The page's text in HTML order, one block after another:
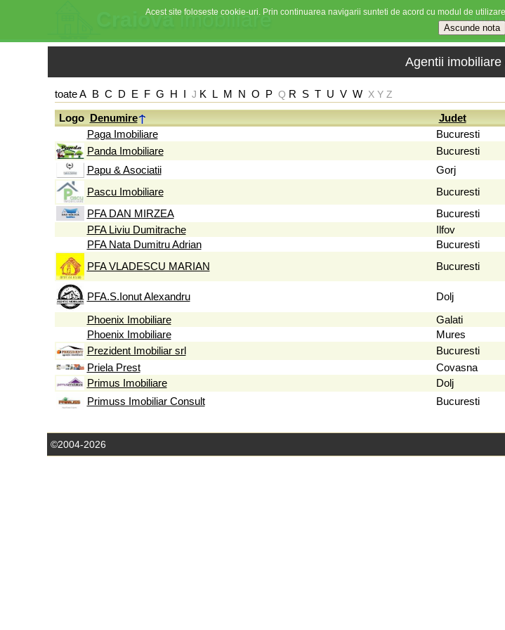
Craiovaimobiliare Stiri
Agentii imobiliare
toate A B C D E F G H I J K L M N O P Q R S T U V W X Y Z
Logo Denumire Judet
Paga Imobiliare
Bucuresti
Panda Imobiliare
Bucuresti
Papu & Asociatii
Gorj
Pascu Imobiliare
Bucuresti
PFA DAN MIRZEA
Bucuresti
PFA Liviu Dumitrache
Ilfov
PFA Nata Dumitru Adrian
Bucuresti
PFA VLADESCU MARIAN
Bucuresti
PFA.S.Ionut Alexandru Dolj
Phoenix Imobiliare
Galati
Phoenix Imobiliare
Mures
Prezident Imobiliar srl
Bucuresti
Priela Prest
Covasna
Primus Imobiliare
Dolj
Primuss Imobiliar Consult
Bucuresti
©2004-2026
Acest site foloseste cookie-uri. Prin continuarea navigarii sunteti de acord cu modul de